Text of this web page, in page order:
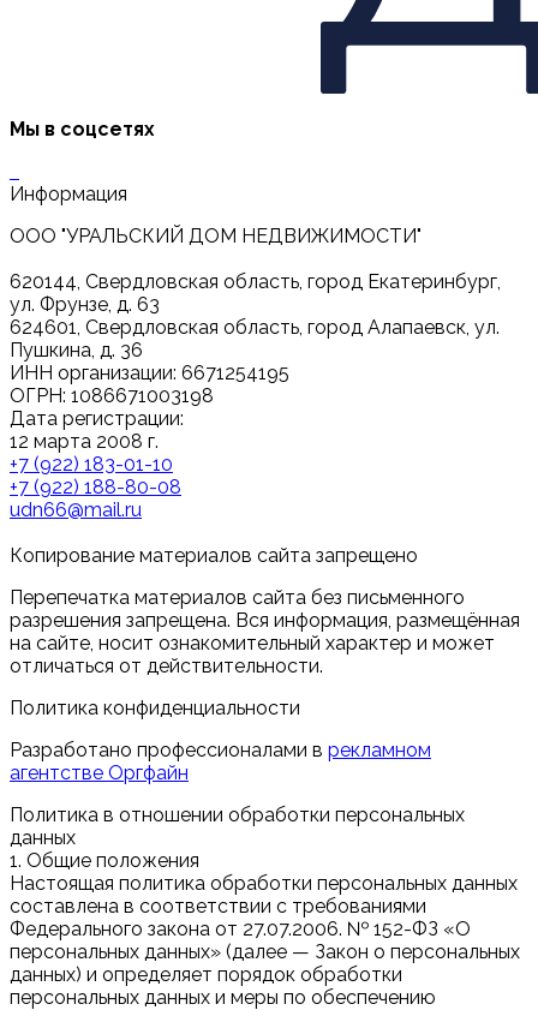
Мы в соцсетях
Информация
ООО "УРАЛЬСКИЙ ДОМ НЕДВИЖИМОСТИ"
620144, Свердловская область, город Екатеринбург,
ул. Фрунзе, д. 63
624601, Свердловская область, город Алапаевск, ул.
Пушкина, д. 36
ИНН организации: 6671254195
ОГРН: 1086671003198
Дата регистрации:
12 марта 2008 г.
+7 (922) 183-01-10
+7 (922) 188-80-08
udn66@mail.ru
Копирование материалов сайта запрещено
Перепечатка материалов сайта без письменного
разрешения запрещена. Вся информация, размещённая
на сайте, носит ознакомительный характер и может
отличаться от действительности.
Политика конфиденциальности
Разработано профессионалами в рекламном
агентстве Оргфайн
Политика в отношении обработки персональных
данных
1. Общие положения
Настоящая политика обработки персональных данных
составлена в соответствии с требованиями
Федерального закона от 27.07.2006. № 152-ФЗ «О
персональных данных» (далее — Закон о персональных
данных) и определяет порядок обработки
персональных данных и меры по обеспечению